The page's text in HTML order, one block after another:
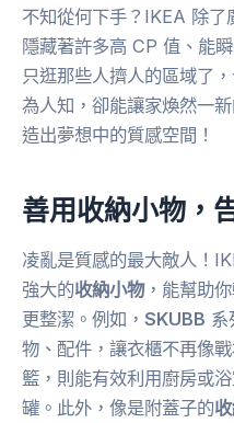
不知從何下手？IKEA 除
隱藏著許多高 CP 值、能
只逛那些人擠人的區域了
為人知，卻能讓家煥然一
造出夢想中的質感空間！
善用收納小物，
凌亂是質感的最大敵人！
強大的收納小物，能幫助
更整潔。例如， SKUBB 系
物、配件，讓衣櫃不再像戰
籃，則能有效利用廚房或
罐。此外，像是附蓋子的